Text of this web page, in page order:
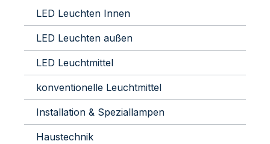
LED Leuchten Innen
LED Leuchten außen
LED Leuchtmittel
konventionelle Leuchtmittel
Installation & Speziallampen
Haustechnik